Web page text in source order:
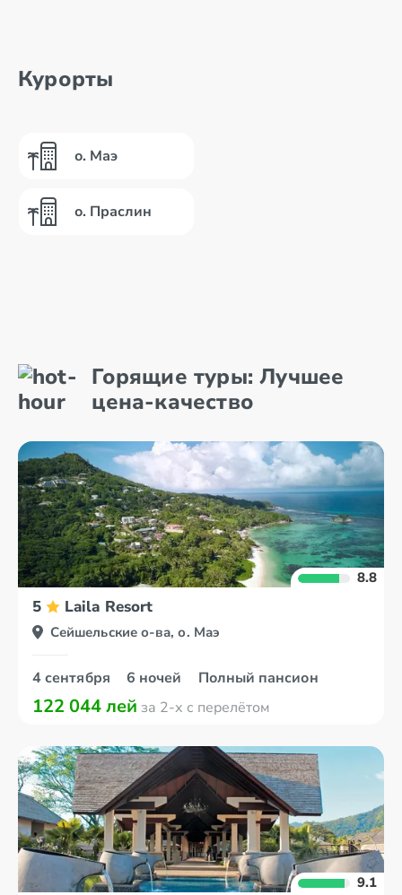
Курорты
о. Маэ
о. Праслин
Горящие туры: Лучшее
цена-качество
8.8
5 Laila Resort
Сейшельские о-ва, о. Маэ
4 сентября 6 ночей Полный пансион
122 044 лей за 2-х с перелётом
9.1